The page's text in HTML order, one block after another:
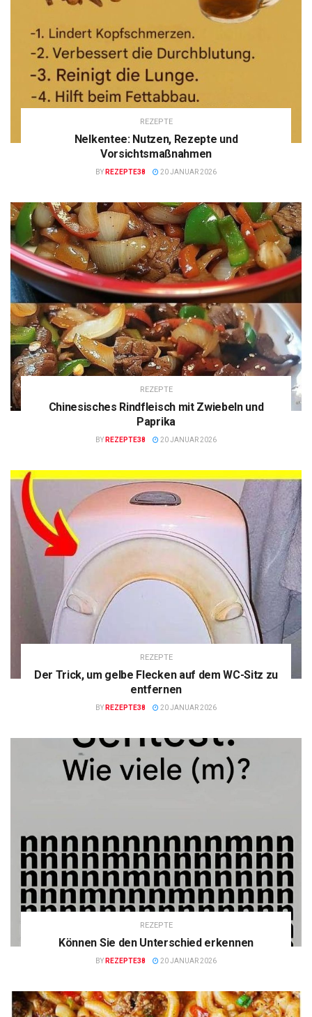
REZEPTE
Nelkentee: Nutzen, Rezepte und
Vorsichtsmaßnahmen
BY REZEPTE38 20 JANUAR 2026
REZEPTE
Chinesisches Rindfleisch mit Zwiebeln und
Paprika
BY REZEPTE38 20 JANUAR 2026
REZEPTE
Der Trick, um gelbe Flecken auf dem WC-Sitz zu
entfernen
BY REZEPTE38 20 JANUAR 2026
REZEPTE
Können Sie den Unterschied erkennen
BY REZEPTE38 20 JANUAR 2026